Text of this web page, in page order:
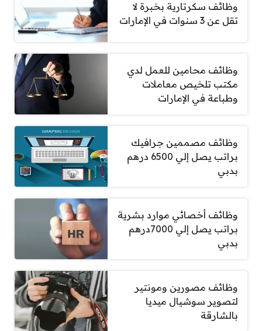
وظائف سكرتارية بخبرة لا
تقل عن 3 سنوات في الإمارات
وظائف محامين للعمل لدي
مكتب تلخيص معاملات
وطباعة في الإمارات
وظائف مصممين جرافيك
براتب يصل إلي 6500 درهم
بدبي
وظائف أخصائي موارد بشرية
براتب يصل إلي 7000درهم
بدبي
وظائف مصورين ومونتير
لتصوير سوشيال ميديا
بالشارقة